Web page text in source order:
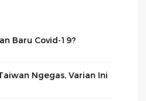
Baru Covid-19?
Ngegas, Varian Ini